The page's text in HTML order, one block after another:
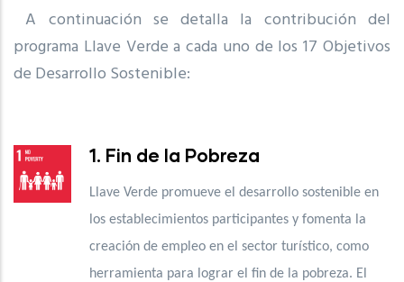
A continuación se detalla la contribución del
programa Llave Verde a cada uno de los 17 Objetivos
de Desarrollo Sostenible:
1. Fin de la Pobreza
Llave Verde promueve el desarrollo sostenible en
los establecimientos participantes y fomenta la
creación de empleo en el sector turístico, como
herramienta para lograr el fin de la pobreza. El